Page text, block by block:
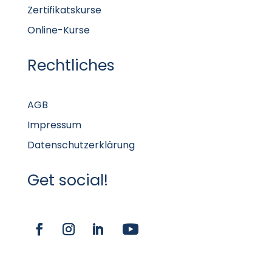
Zertifikatskurse
Online-Kurse
Rechtliches
AGB
Impressum
Datenschutzerklärung
Get social!